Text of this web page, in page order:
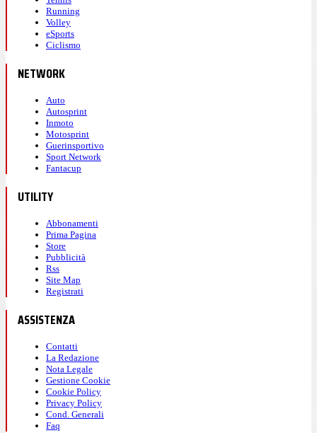
Running
Volley
eSports
Ciclismo
NETWORK
Auto
Autosprint
Inmoto
Motosprint
Guerinsportivo
Sport Network
Fantacup
UTILITY
Abbonamenti
Prima Pagina
Store
Pubblicità
Rss
Site Map
Registrati
ASSISTENZA
Contatti
La Redazione
Nota Legale
Gestione Cookie
Cookie Policy
Privacy Policy
Cond. Generali
Faq